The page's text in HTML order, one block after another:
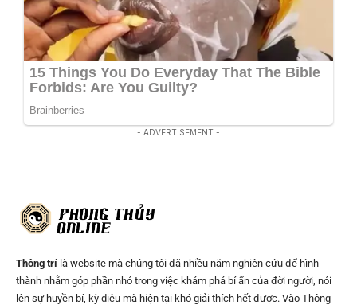
- ADVERTISEMENT -
Thông trí là website mà chúng tôi đã nhiều năm nghiên cứu để hình
thành nhằm góp phần nhỏ trong việc khám phá bí ẩn của đời người, nói
lên sự huyền bí, kỳ diệu mà hiện tại khó giải thích hết được. Vào Thông